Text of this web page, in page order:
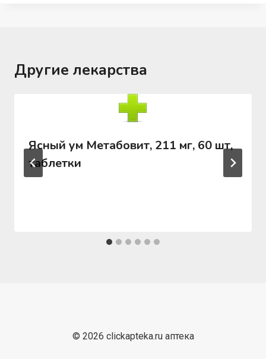
Другие лекарства
Ясный ум Метабовит, 211 мг, 60 шт,
таблетки
© 2026 clickapteka.ru аптека